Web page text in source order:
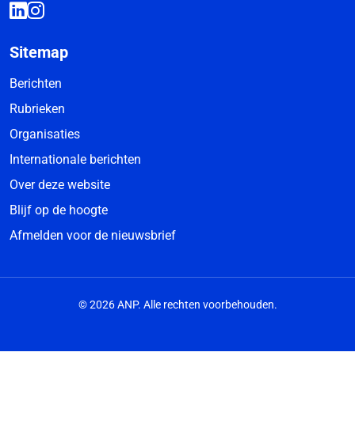
Sitemap
Berichten
Rubrieken
Organisaties
Internationale berichten
Over deze website
Blijf op de hoogte
Afmelden voor de nieuwsbrief
© 2026 ANP. Alle rechten voorbehouden.